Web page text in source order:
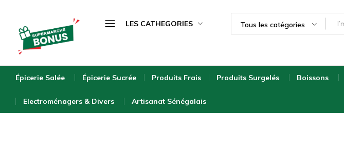
supermarche.com
LES CATHEGORIES
Épicerie Sucrée
Produits Frais
Produits Surgelés
Tous les catégories
Épicerie Salée Épicerie Sucrée Produits Frais Produits Surgelés Boissons
Electroménagers & Divers Artisanat Sénégalais